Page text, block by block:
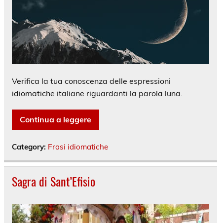
Verifica la tua conoscenza delle espressioni
idiomatiche italiane riguardanti la parola luna.
Continua a leggere
Category: Frasi idiomatiche
Sagra di Sant’Efisio